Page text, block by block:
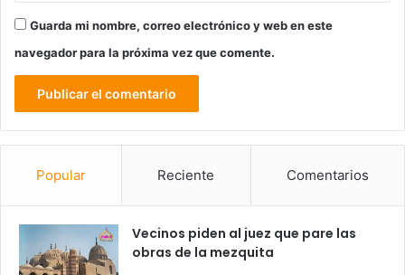
Guarda mi nombre, correo electrónico y web en este
navegador para la próxima vez que comente.
Popular Reciente Comentarios
Vecinos piden al juez que pare las
obras de la mezquita